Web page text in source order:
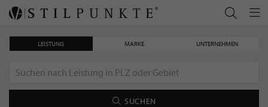
LEISTUNG MARKE UNTERNEHMEN
SUCHEN